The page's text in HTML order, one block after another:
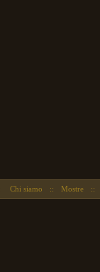
Chi siamo :: Mostre ::